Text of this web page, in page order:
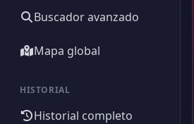
Buscador avanzado
Mapa global
HISTORIAL
Historial completo